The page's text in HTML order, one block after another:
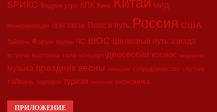
БРИКС Бодрое утро КПК Кино МИД
Минкоммерции ООН ПМЭФ Пояс и путь Россия США
Тайвань Форум Харбин ЧС ШОС Шёлковый путь азиада
встреча выставка гала-концерт двесессии космос медицина
музыка праздник весны синьцзян сотрудничество спутник
тайвань торговля туризм экология экономика
ПРИЛОЖЕНИЕ